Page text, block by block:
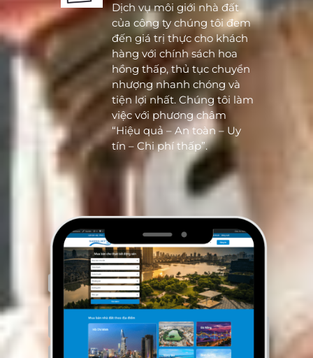
Dịch vụ môi giới nhà đất
của công ty chúng tôi đem
đến giá trị thực cho khách
hàng với chính sách hoa
hồng thấp, thủ tục chuyển
nhượng nhanh chóng và
tiện lợi nhất. Chúng tôi làm
việc với phương châm
“Hiệu quả – An toàn – Uy
tín – Chi phí thấp”.